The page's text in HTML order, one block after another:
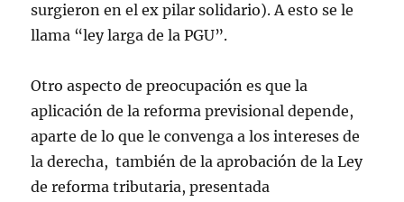
surgieron en el ex pilar solidario). A esto se le
llama “ley larga de la PGU”.
Otro aspecto de preocupación es que la
aplicación de la reforma previsional depende,
aparte de lo que le convenga a los intereses de
la derecha, también de la aprobación de la Ley
de reforma tributaria, presentada